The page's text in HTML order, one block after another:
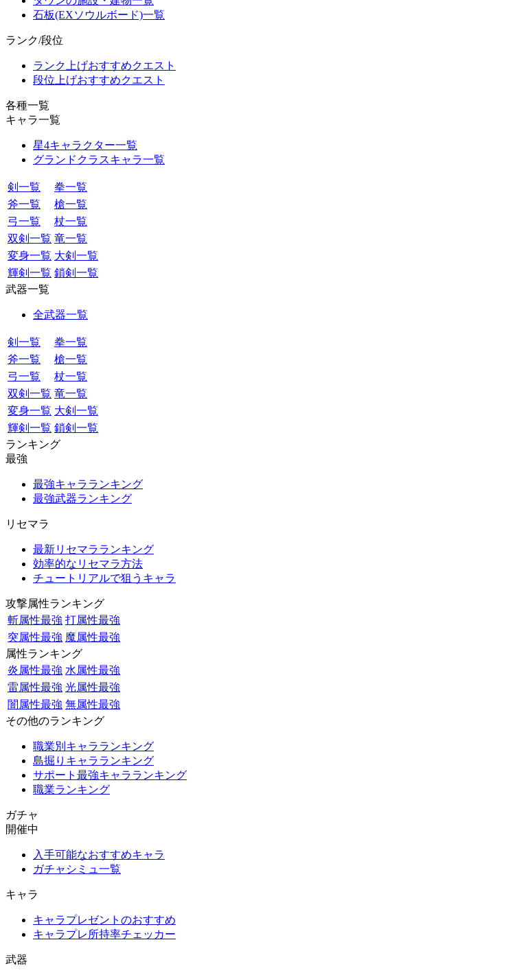
石板(EXソウルボード)一覧
ランク/段位
ランク上げおすすめクエスト
段位上げおすすめクエスト
各種一覧
キャラ一覧
星4キャラクター一覧
グランドクラスキャラ一覧
剣一覧
拳一覧
斧一覧
槍一覧
弓一覧
杖一覧
双剣一覧 竜一覧
変身一覧 大剣一覧
輝剣一覧 鎖剣一覧
武器一覧
全武器一覧
剣一覧
拳一覧
斧一覧
槍一覧
弓一覧
杖一覧
双剣一覧 竜一覧
変身一覧 大剣一覧
輝剣一覧 鎖剣一覧
ランキング
最強
最強キャラランキング
最強武器ランキング
リセマラ
最新リセマラランキング
効率的なリセマラ方法
チュートリアルで狙うキャラ
攻撃属性ランキング
斬属性最強 打属性最強
突属性最強 魔属性最強
属性ランキング
炎属性最強 水属性最強
雷属性最強 光属性最強
闇属性最強 無属性最強
その他のランキング
職業別キャラランキング
島掘りキャラランキング
サポート最強キャラランキング
職業ランキング
ガチャ
開催中
入手可能なおすすめキャラ
ガチャシミュ一覧
キャラ
キャラプレゼントのおすすめ
キャラプレ所持率チェッカー
武器